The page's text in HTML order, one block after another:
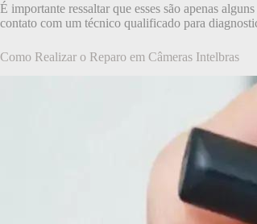
É importante ressaltar que esses são apenas
contato com um técnico qualificado para
Como Realizar o Reparo em Câmeras Intelbras